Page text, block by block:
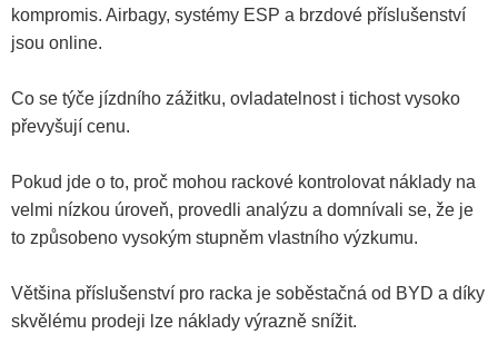
kompromis. Airbagy, systémy ESP a brzdové příslušenství
jsou online.
Co se týče jízdního zážitku, ovladatelnost i tichost vysoko
převyšují cenu.
Pokud jde o to, proč mohou rackové kontrolovat náklady na
velmi nízkou úroveň, provedli analýzu a domnívali se, že je
to způsobeno vysokým stupněm vlastního výzkumu.
Většina příslušenství pro racka je soběstačná od BYD a díky
skvělému prodeji lze náklady výrazně snížit.